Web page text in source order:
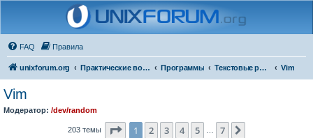
FAQ Правила
unixforum.org Практические вопросы Программы Текстовые редакторы Vim
Vim
Модератор: /dev/random
203 темы Страница из
1 2 3 4 5 7